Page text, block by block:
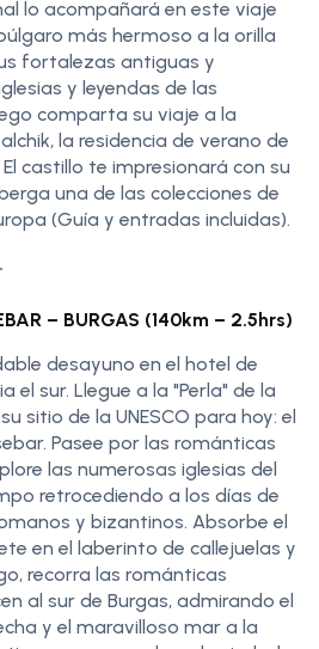
lo acompañará en este viaje
más hermoso a la orilla
fortalezas antiguas y
y leyendas de las
comparta su viaje a la
la residencia de verano de
castillo te impresionará con su
una de las colecciones de
(Guía y entradas incluidas).
– BURGAS (140km – 2.5hrs)
desayuno en el hotel de
el sur. Llegue a la "Perla" de la
sitio de la UNESCO para hoy: el
Pasee por las románticas
las numerosas iglesias del
retrocediendo a los días de
y bizantinos. Absorbe el
en el laberinto de callejuelas y
recorra las románticas
al sur de Burgas, admirando el
y el maravilloso mar a la